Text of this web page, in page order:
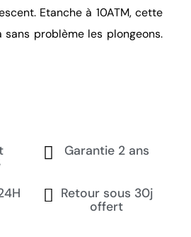
Etanche à 10ATM, cette
problème les plongeons.
Garantie 2 ans
Retour sous 30j
offert